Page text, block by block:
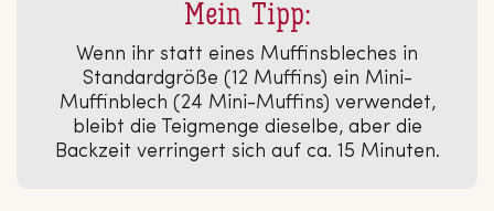
Mein Tipp:
Wenn ihr statt eines Muffinsbleches in
Standardgröße (12 Muffins) ein Mini-
Muffinblech (24 Mini-Muffins) verwendet,
bleibt die Teigmenge dieselbe, aber die
Backzeit verringert sich auf ca. 15 Minuten.